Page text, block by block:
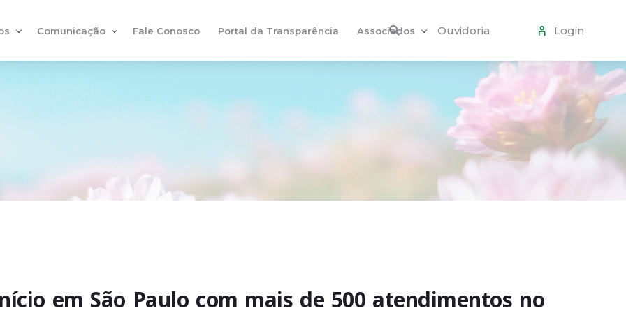
Comunicação Fale Conosco Portal da Transparência Associados Ouvidoria Login
em São Paulo com mais de 500 atendimentos no